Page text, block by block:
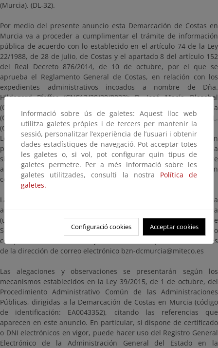
(Murcia). (DL-32).
Por medio del presente anuncio esta Demarcación de Costas en
Murcia va a proceder a cumplimentar el trámite de información
pública de acuerdo con lo establecido en el artículo 74 de la Ley
22/1988, de 28 de julio, de Costas y el apartado 8 del artículo 152
del Real Decreto 876/2014, de 10 de octubre, por el que se
aprueba el Reglamento General de Costas, en relación con los
expedientes administrativos incoados a nombre de Dña.
Hildegard Pfeffer (CNC12/20/30/0032); D. José Macía Olazabal
(CNC12/20/30/0033); D. Temístocles-Julián Ramírez Echevarría
(CNC12/20/30/0035); y de la Mercantil CASALDA, S.L.
(CNC12/06/30/0007).
Los expedientes estarán a disposición del público durante un
plazo de VEINTE (20) DÍAS HÁBILES, contados a partir del día
siguiente a aquel en que tenga lugar la publicación de este
anuncio en el Boletín Oficial del Estado, dentro del cual se pueden
consultar y presentar las alegaciones y observaciones oportunas.
La documentación a consultar estará a disposición en esta página
así como en las oficinas de esta Demarcación de Costas en Murcia
(ubicadas en Avenida Alfonso X “El Sabio”, 6 - 1ª planta. Edificio de
Servicios Múltiples. 30071. Murcia), en días hábiles y en horario
comprendido entre las 9:00 y las 14:00 horas, previa cita a través
de la dirección de correo electrónico bzn-dcmurcia@miteco.es
Las alegaciones y observaciones se presentarán según los
mecanismos establecidos en la Ley 39/2015, de 1 de octubre, del
Procedimiento Administrativo Común de las Administraciones
Públicas, dirigidas a la Demarcación de Costas en Murcia (código
de identificación: EA0043352), citando las referencias que
aparecen en este anuncio. En particular, si dispone de certificado
o DNI electrónicos en vigor, puede hacer uso del Registro General
Electrónico de la Administración General del Estado en la
Informació sobre ús de galetes: Aquest lloc web
utilitza galetes pròpies i de tercers per mantenir la
sessió, personalitzar l’experiència de l’usuari i obtenir
dades estadístiques de navegació. Pot acceptar totes
les galetes o, si vol, pot configurar quin tipus de
galetes permetre. Per a més informació sobre les
galetes utilitzades, consulti la nostra Política de
galetes.
Configuració cookies Acceptar cookies